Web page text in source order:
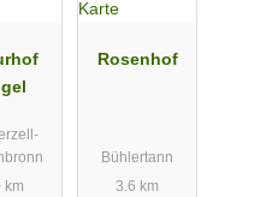
km
Rosenhof
Bühlertann
3.6 km